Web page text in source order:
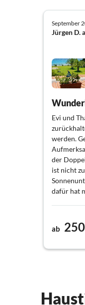
September
Jürgen D.
Evi und
werden.
der
ist nicht
dafür hat
Thanasis
Das Haus
ab